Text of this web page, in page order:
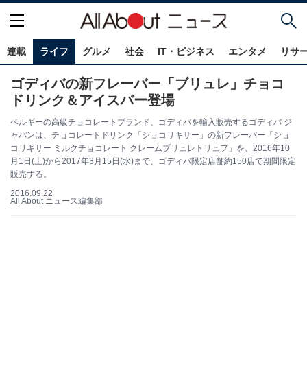
連載 ライフ グルメ 社会 IT・ビジネス エンタメ リサ
ゴディバの新フレーバー「ブリュレ」チョコ
ドリンク＆アイスバー登場
ベルギーの高級チョコレートブランド、ゴディバを輸入販売するゴディバ ジ
ャパンは、チョコレートドリンク「ショコリキサー」の新フレーバー「ショ
コリキサー ミルクチョコレート クレームブリュレトリュフ」を、2016年10
月1日(土)から2017年3月15日(水)まで、ゴディバ限定店舗約150店で期間限定
販売する。
2016.09.22
All About ニュース編集部